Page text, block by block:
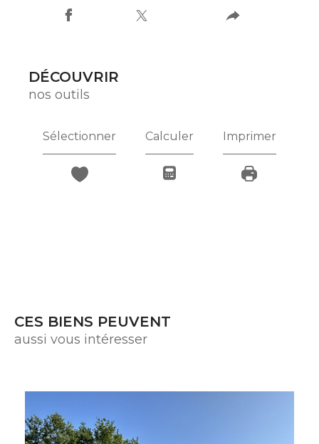
DÉCOUVRIR
nos outils
Sélectionner Calculer Imprimer
CES BIENS PEUVENT
aussi vous intéresser